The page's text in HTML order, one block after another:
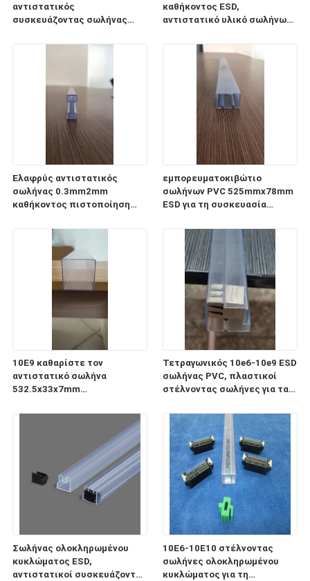
αντιστατικός
συσκευάζοντας σωλήνας
καθήκοντος ESD,
αντιστατικό υλικό σωλήνων
ολοκληρωμένου κυκλώματος
Ελαφρύς αντιστατικός
σωλήνας 0.3mm2mm
καθήκοντος πιστοποίηση
εμπορευματοκιβώτιο
σωλήνων PVC 525mmx78mm
ESD για τη συσκευασία
ηλεκτρικού ρεύματος
10E9 καθαρίστε τον
αντιστατικό σωλήνα
532.5x33x7mm
ESD για τη συσκευασία και τη
Τετραγωνικός 10e6-10e9 ESD
σωλήνας PVC, πλαστικοί
στέλνοντας σωλήνες για τα
Σωλήνας ολοκληρωμένου
κυκλώματος ESD,
αντιστατικοί συσκευάζοντας
10E6-10E10 στέλνοντας
σωλήνες ολοκληρωμένου
κυκλώματος για τη